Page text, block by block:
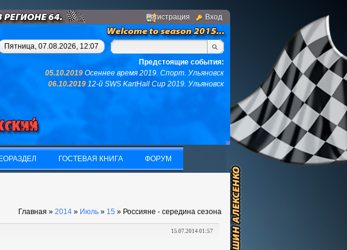
Регистрация Вход
у вас не останется ни того ни другого...(с)интернет. Фраза дня:
Пятница, 07.08.2026, 12:07
Предстоящие события:
05.10.2019 Осеннее время 2019. Спорт. Ульяновск
06.10.2019 12-й SWS KartHall Cup 2019. Ульяновск
ГОСТЕВАЯ КНИГА ФОРУМ
Главная » 2014 » Июль » 15 » Россияне - середина сезона
15.07.2014 01:57